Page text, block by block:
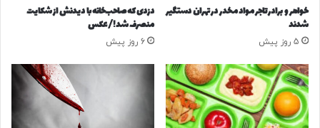
د
ش
د
ک
ه
ش
ه
ی
د
خ
ر
خواهر و برادر تاجر مواد مخدر در تهران دستگیر
شدند
5 روز پیش
دزدی که صاحب‌خانه با دیدنش از شکایت
منصرف شد!/ عکس
6 روز پیش